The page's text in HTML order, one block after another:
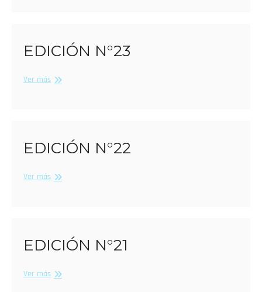
EDICIÓN N°23
Ver másEdición
EDICIÓN N°22
Ver másEdición
EDICIÓN N°21
Ver másEdición